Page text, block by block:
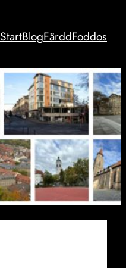
StartBlogFärddFoddos